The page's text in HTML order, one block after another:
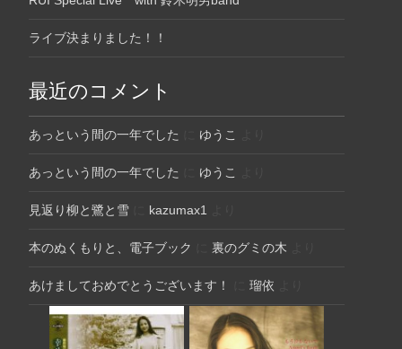
ライブ決まりました！！
最近のコメント
あっという間の一年でした ゆうこ
あっという間の一年でした ゆうこ
見返り柳と鷺と雪 kazumax1
本のぬくもりと、電子ブック 裏のグミの木
あけましておめでとうございます！ 瑠依